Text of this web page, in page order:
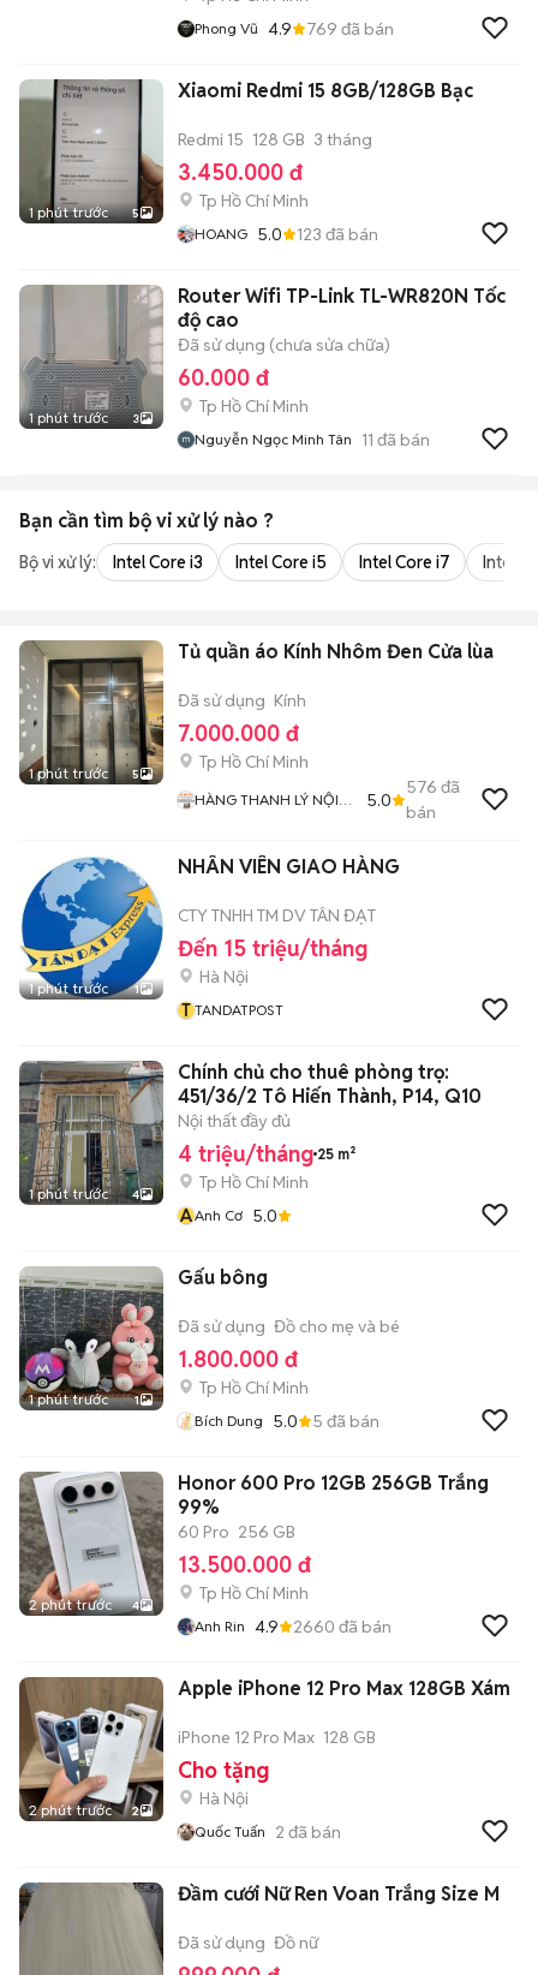
Phong Vũ 4.9 769 đã bán
1 phút trước 5
Xiaomi Redmi 15 8GB/128GB Bạc
Redmi 15 128 GB 3 tháng
3.450.000 đ
Tp Hồ Chí Minh
HOANG 5.0 123 đã bán
1 phút trước 3
Router Wifi TP-Link TL-WR820N Tốc
độ cao
Đã sử dụng (chưa sửa chữa)
60.000 đ
Tp Hồ Chí Minh
Nguyễn Ngọc Minh Tân 11 đã bán
Bạn cần tìm bộ vi xử lý nào ?
Bộ vi xử lý: Intel Core i3 Intel Core i5 Intel Core i7 Intel
1 phút trước 5
Tủ quần áo Kính Nhôm Đen Cửa lùa
Đã sử dụng Kính
7.000.000 đ
Tp Hồ Chí Minh
HÀNG THANH LÝ NỘI
5.0
576 đã
bán
1 phút trước 1
NHÂN VIÊN GIAO HÀNG
CTY TNHH TM DV TÂN ĐẠT
Đến 15 triệu/tháng
Hà Nội
T TANDATPOST
1 phút trước 4
Chính chủ cho thuê phòng trọ:
451/36/2 Tô Hiến Thành, P14, Q10
Nội thất đầy đủ
4 triệu/tháng 25 m²
Tp Hồ Chí Minh
AAnh Cơ 5.0
1 phút trước 1
Gấu bông
Đã sử dụng Đồ cho mẹ và bé
1.800.000 đ
Tp Hồ Chí Minh
Bích Dung 5.0 5 đã bán
2 phút trước 4
Honor 600 Pro 12GB 256GB Trắng
99%
60 Pro 256 GB
13.500.000 đ
Tp Hồ Chí Minh
Anh Rin 4.9 2660 đã bán
2 phút trước 2
Apple iPhone 12 Pro Max 128GB Xám
iPhone 12 Pro Max 128 GB
Cho tặng
Hà Nội
Quốc Tuấn 2 đã bán
Đầm cưới Nữ Ren Voan Trắng Size M
Đã sử dụng Đồ nữ